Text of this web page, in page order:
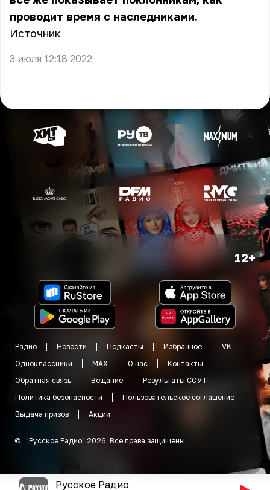
проводит время с наследниками.
Источник
3 июля 12:18 2022
12+
Радио Новости Подкасты Избранное
VK
Одноклассники
MAX О нас
Контакты
Обратная связь
Вещание
Результаты СОУТ
Политика безопасности
Пользовательское соглашение
Выдача призов
Акции
© "Русское Радио" 2026. Все права защищены
Русское Радио